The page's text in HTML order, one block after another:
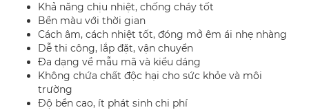
Khả năng chịu nhiệt, chống cháy tốt
Bền màu với thời gian
Cách âm, cách nhiệt tốt, đóng mở êm ái nhẹ nhàng
Dễ thi công, lắp đặt, vận chuyển
Đa dạng về mẫu mã và kiểu dáng
Không chứa chất độc hại cho sức khỏe và môi
trường
Độ bền cao, ít phát sinh chi phí